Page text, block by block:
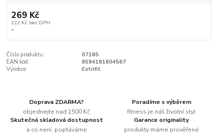
269 Kč
222 Kč bez DPH
-
Číslo produktu:
07165
EAN kód:
8594181604567
Výrobce:
Extrifit
Doprava ZDARMA?
objednejte nad 1500 Kč
Poradíme s výběrem
fitness je náš životní styl
Skutečná skladová dostupnost
a co není, poptáváme
Garance originality
produkty máme prověřené